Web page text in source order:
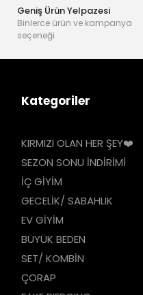
Geniş Ürün Yelpazesi
Binlerce ürün ve kampanya
seçeneği
Kategoriler
KIRMIZI OLAN HER ŞEY❤️
SEZON SONU İNDİRİMİ
İÇ GİYİM
GECELİK/ SABAHLIK
EV GİYİM
BÜYÜK BEDEN
SET/ KOMBİN
ÇORAP